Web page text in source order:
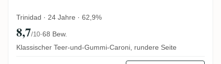
Trinidad · 24 Jahre · 62,9%
8,7/10·68 Bew.
Klassischer Teer-und-Gummi-Caroni, rundere Seite